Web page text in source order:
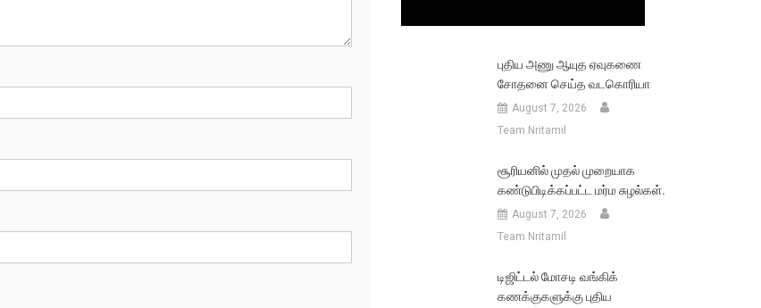
புதிய அணு ஆயுத ஏவுகணை
சோதனை செய்த வடகொரியா
August 7, 2026
Team Nritamil
சூரியனில் முதல் முறையாக
கண்டுபிடிக்கப்பட்ட மர்ம சுழல்கள்.
August 7, 2026
Team Nritamil
டிஜிட்டல் மோசடி வங்கிக்
கணக்குகளுக்கு புதிய